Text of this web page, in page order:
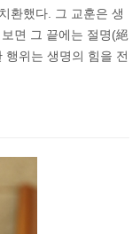
환했다. 그 교훈은 생
면 그 끝에는 절명(絕
위는 생명의 힘을 전